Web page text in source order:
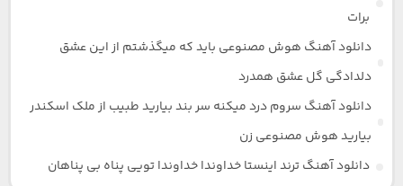
برات
دانلود آهنگ هوش مصنوعی باید که میگذشتم از این عشق
دلدادگی گل عشق همدرد
دانلود آهنگ سروم درد میکنه سر بند بیارید طبیب از ملک اسکندر
بیارید هوش مصنوعی زن
دانلود آهنگ ترند اینستا خداوندا خداوندا تویی پناه بی پناهان